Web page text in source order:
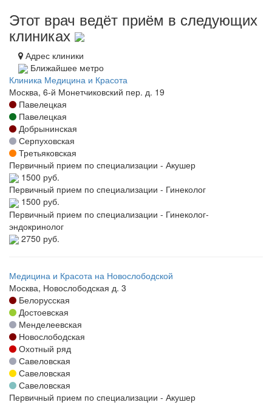
Этот врач ведёт приём в следующих
клиниках
Адрес клиники
Ближайшее метро
Клиника Медицина и Красота
Москва, 6-й Монетчиковский пер. д. 19
Павелецкая
Павелецкая
Добрынинская
Серпуховская
Третьяковская
Первичный прием по специализации - Акушер
1500 руб.
Первичный прием по специализации - Гинеколог
1500 руб.
Первичный прием по специализации - Гинеколог-
эндокринолог
2750 руб.
Медицина и Красота на Новослободской
Москва, Новослободская д. 3
Белорусская
Достоевская
Менделеевская
Новослободская
Охотный ряд
Савеловская
Савеловская
Савеловская
Первичный прием по специализации - Акушер